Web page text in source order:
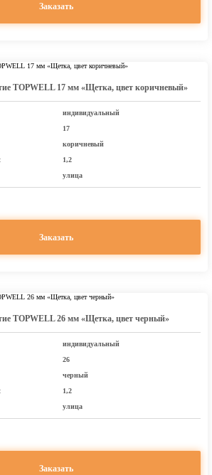
Заказать
TOPWELL 17 мм «Щетка, цвет коричневый»
индивидуальный
17
коричневый
1,2
улица
Заказать
TOPWELL 26 мм «Щетка, цвет черный»
индивидуальный
26
черный
1,2
улица
Заказать